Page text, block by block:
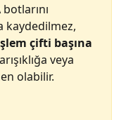
kaydedilmez,
çifti başına
veya
olabilir.